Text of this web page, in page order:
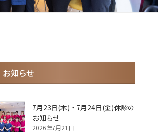
お知らせ
7月23日(木)・7月24日(金)休診の
お知らせ
2026年7月21日